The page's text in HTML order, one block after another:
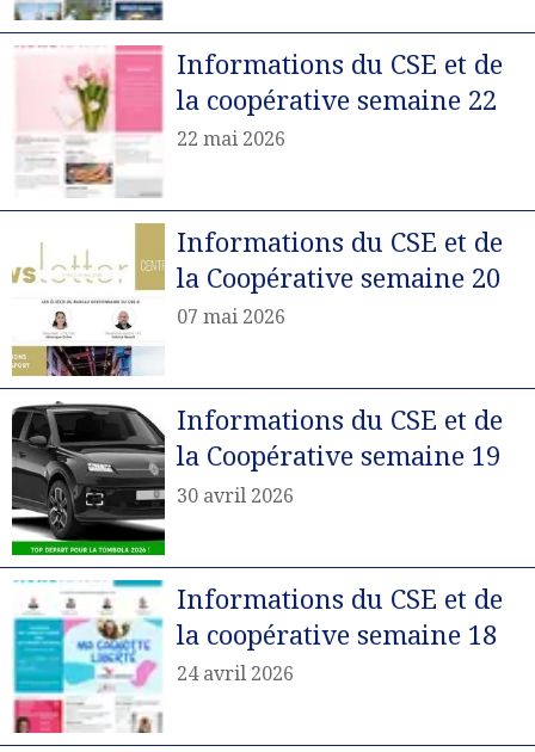
Informations du CSE et de
la coopérative semaine 22
22 mai 2026
Informations du CSE et de
la Coopérative semaine 20
07 mai 2026
Informations du CSE et de
la Coopérative semaine 19
30 avril 2026
Informations du CSE et de
la coopérative semaine 18
24 avril 2026